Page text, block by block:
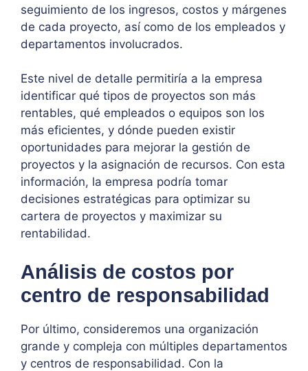
seguimiento de los ingresos, costos y márgenes
de cada proyecto, así como de los empleados y
departamentos involucrados.
Este nivel de detalle permitiría a la empresa
identificar qué tipos de proyectos son más
rentables, qué empleados o equipos son los
más eficientes, y dónde pueden existir
oportunidades para mejorar la gestión de
proyectos y la asignación de recursos. Con esta
información, la empresa podría tomar
decisiones estratégicas para optimizar su
cartera de proyectos y maximizar su
rentabilidad.
Análisis de costos por
centro de responsabilidad
Por último, consideremos una organización
grande y compleja con múltiples departamentos
y centros de responsabilidad. Con la